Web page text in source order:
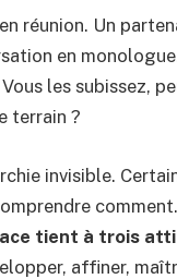
réunion. Un
en
Vous les subissez,
terrain ?
invisible.
comment.
tient à trois
affiner,